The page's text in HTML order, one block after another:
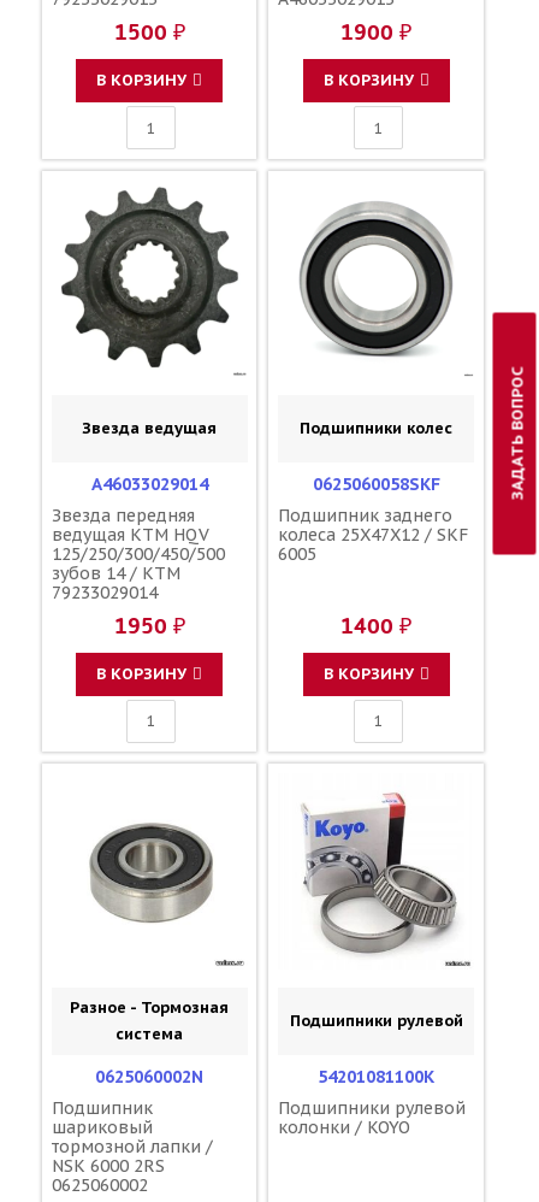
1500 ₽
В КОРЗИНУ
1900 ₽
В КОРЗИНУ
Звезда ведущая
A46033029014
Звезда передняя
ведущая KTM HQV
125/250/300/450/500
зубов 14 / KTM
79233029014
1950 ₽
В КОРЗИНУ
Подшипники колес
0625060058SKF
Подшипник заднего
колеса 25X47X12 / SKF
6005
1400 ₽
В КОРЗИНУ
Разное - Тормозная
система
0625060002N
Подшипник
шариковый
тормозной лапки /
NSK 6000 2RS
0625060002
Подшипники рулевой
54201081100K
Подшипники рулевой
колонки / KOYO
ЗАДАТЬ ВОПРОС